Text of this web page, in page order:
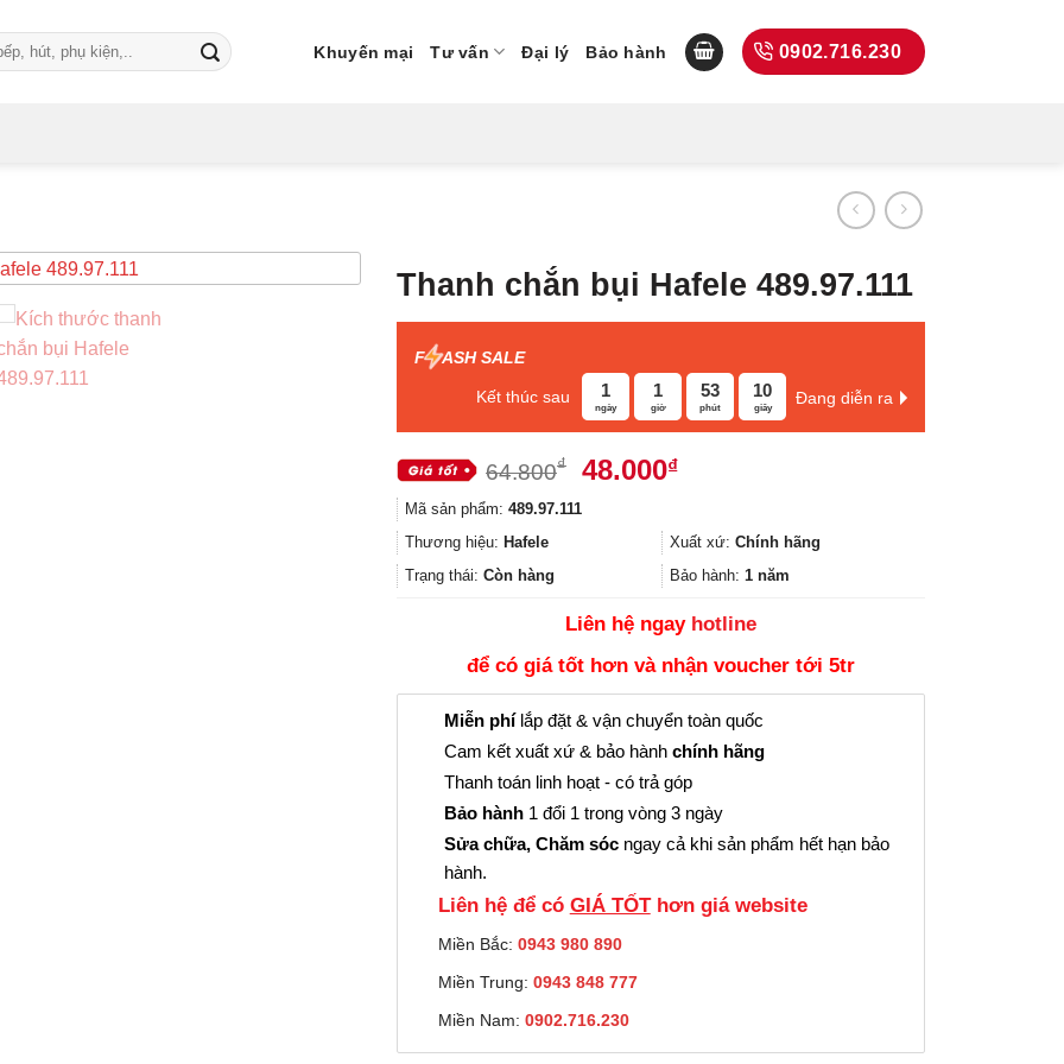
Khuyến mại Tư vấn Đại lý Bảo hành 0902.716.230
Thanh chắn bụi Hafele 489.97.111
F ASH SALE
Kết thúc sau 1
ngày
1
giờ
53
phút
9
giây
Đang diễn ra
64.800₫
Giá
là:
64.800₫.
48.000₫Giá
là:
48.000₫.
Mã sản phẩm: 489.97.111
Thương hiệu: Hafele Xuất xứ: Chính hãng
Trạng thái: Còn hàng Bảo hành: 1 năm
Liên hệ ngay hotline
để có giá tốt hơn và nhận voucher tới 5tr
Miễn phílắp đặt & vận chuyển toàn quốc
Cam kết xuất xứ & bảo hành chính hãng
Thanh toán linh hoạt - có trả góp
Bảo hành 1 đổi 1 trong vòng 3 ngày
Sửa chữa, Chăm sóc ngay cả khi sản phẩm hết hạn bảo
hành.
Liên hệ để có GIÁ TỐThơn giá website
Miền Bắc: 0943 980 890
Miền Trung: 0943 848 777
Miền Nam: 0902.716.230